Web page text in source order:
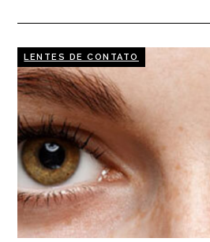
LENTES DE CONTATO